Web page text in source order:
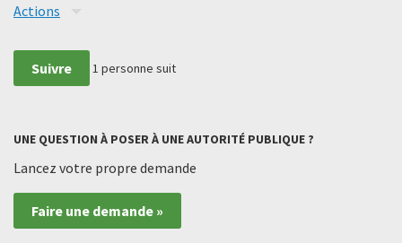
Actions
Suivre 1 personne suit
UNE QUESTION À POSER À UNE AUTORITÉ PUBLIQUE ?
Lancez votre propre demande
Faire une demande »